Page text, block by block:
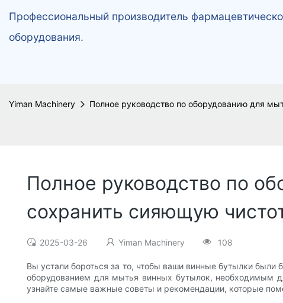
Профессиональный производитель
оборудования.
Yiman Machinery Полное руководство по оборудованию для
Полное руководство по
сохранить сияющую
2025-03-26 Yiman Machinery 108
Вы устали бороться за то, чтобы ваши винные бутылки
оборудованием для мытья винных бутылок, необходимым
узнайте самые важные советы и рекомендации, которые